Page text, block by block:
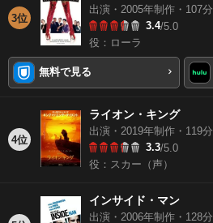
3位
出演・2005年制作・107分
3.4/5.0
役：ローラ
無料で見る
4位
ライオン・キング
出演・2019年制作・119分
3.3/5.0
役：スカー（声）
インサイド・マン
出演・2006年制作・128分